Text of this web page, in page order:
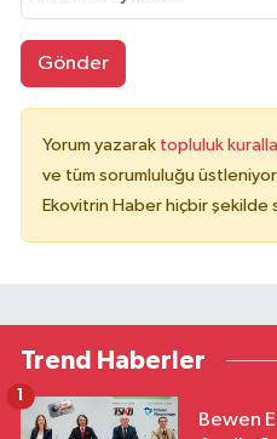
Gönder
Yorum yazarak topluluk
ve tüm sorumluluğu
Ekovitrin Haber hiçbir şekilde
Trend Haberler
Bewen